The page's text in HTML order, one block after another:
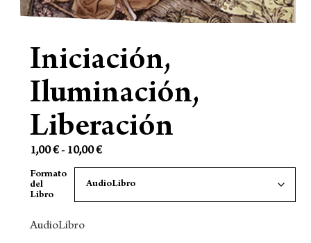
Iniciación,
Iluminación,
Liberación
1,00€- 10,00€
Formato
del
Libro
AudioLibro